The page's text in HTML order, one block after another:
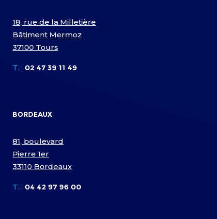
18, rue de la Milletière
Bâtiment Mermoz
37100 Tours
T. : 02 47 39 11 49
BORDEAUX
81, boulevard
Pierre 1er
33110 Bordeaux
T. : 04 42 97 96 00